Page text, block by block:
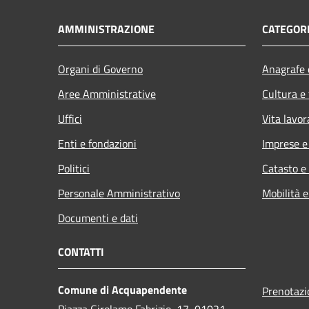
AMMINISTRAZIONE
Organi di Governo
Aree Amministrative
Uffici
Enti e fondazioni
Politici
Personale Amministrativo
Documenti e dati
Cultura
Vita
Imprese
Catasto
Mobilità
CONTATTI
Comune di Acquapendente